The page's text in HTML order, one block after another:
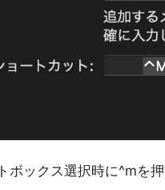
ボックス選択時に^mを